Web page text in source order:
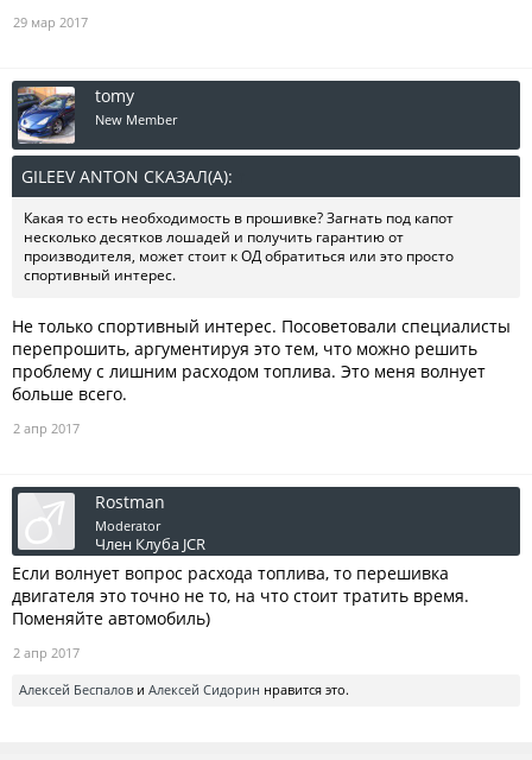
29 мар 2017
tomy
New Member
GILEEV ANTON СКАЗАЛ(А):
Какая то есть необходимость в прошивке? Загнать под капот
несколько десятков лошадей и получить гарантию от
производителя, может стоит к ОД обратиться или это просто
спортивный интерес.
Не только спортивный интерес. Посоветовали специалисты
перепрошить, аргументируя это тем, что можно решить
проблему с лишним расходом топлива. Это меня волнует
больше всего.
2 апр 2017
Rostman
Moderator
Член Клуба JCR
Если волнует вопрос расхода топлива, то перешивка
двигателя это точно не то, на что стоит тратить время.
Поменяйте автомобиль)
2 апр 2017
Алексей Беспалов и Алексей Сидорин нравится это.